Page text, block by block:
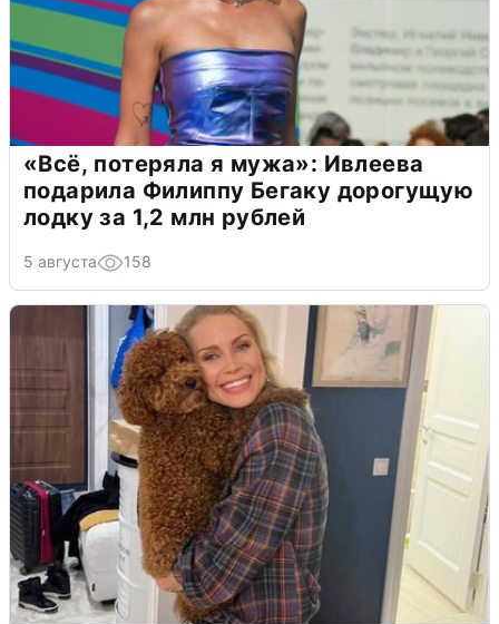
«Всё, потеряла я мужа»: Ивлеева
подарила Филиппу Бегаку дорогущую
лодку за 1,2 млн рублей
5 августа 158